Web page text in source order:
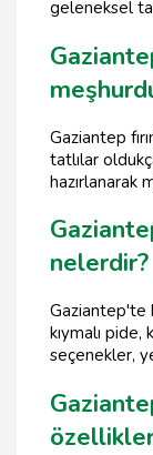
geleneksel
Gaziantep
tatlılar
hazırlanarak
nelerdir?
Gaziantep'te
kıymalı
seçenekler,